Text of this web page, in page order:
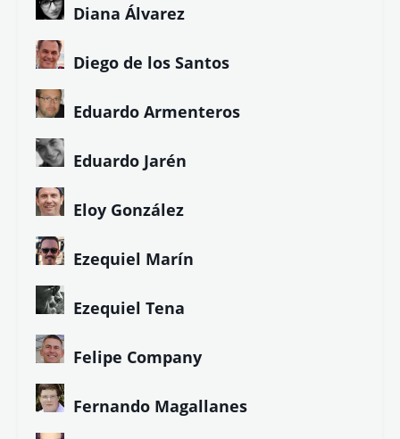
Diana Álvarez
Diego de los Santos
Eduardo Armenteros
Eduardo Jarén
Eloy González
Ezequiel Marín
Ezequiel Tena
Felipe Company
Fernando Magallanes